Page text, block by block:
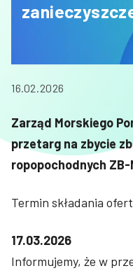
16.02.2026
Zarząd Morskiego
przetarg na zbycie
ropopochodnych ZB-
Termin składania
17.03.2026
Informujemy, że w